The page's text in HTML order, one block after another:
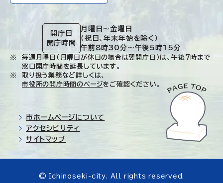
開庁日
開庁時間
月曜日～金曜日
（祝日、年末年始を除く）
午前8時30分～午後5時15分
毎週月曜日（月曜日が休日の場合は翌開庁日）は、午後7時まで
窓口開庁時間を延長しています。
取り扱う業務など詳しくは、
市役所の開庁時間のページをご確認ください。
市ホームページについて
アクセシビリティ
サイトマップ
© Ichinoseki-city. All rights reserved.